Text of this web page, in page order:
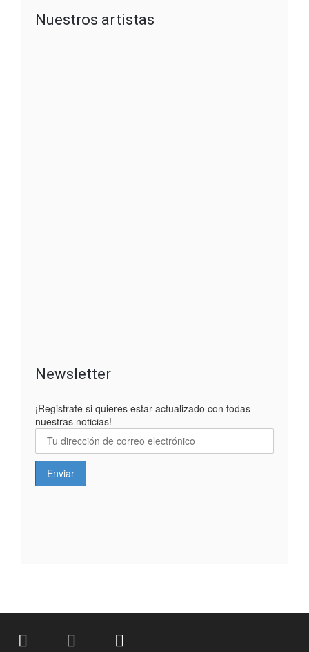
Nuestros artistas
Newsletter
¡Registrate si quieres estar actualizado con todas
nuestras noticias!